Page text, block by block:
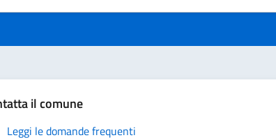
Valuta 5 stelle su 5
Valuta 4 stelle su 5
Valuta 3 stelle su 5
Valuta 2 stelle su 5
1 stelle su 5
il comune
Leggi le domande frequenti